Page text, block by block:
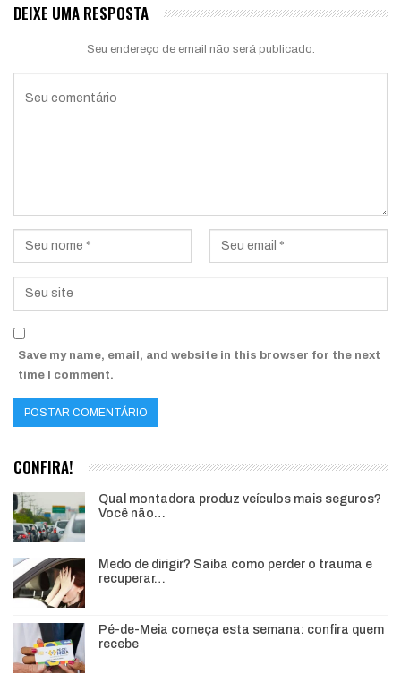
DEIXE UMA RESPOSTA
Seu endereço de email não será publicado.
Save my name, email, and website in this browser for the next
time I comment.
CONFIRA!
Qual montadora produz veículos mais seguros?
Você não…
Medo de dirigir? Saiba como perder o trauma e
recuperar…
Pé-de-Meia começa esta semana: confira quem
recebe